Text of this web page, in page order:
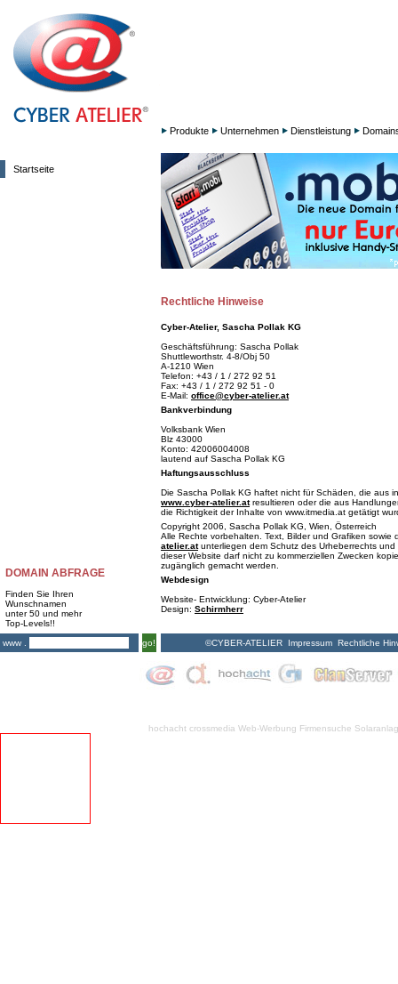
Startseite
DOMAIN ABFRAGE
Finden Sie Ihren
Wunschnamen
unter 50 und mehr
Top-Levels!!
www .
go!
Produkte Unternehmen Dienstleistung
Rechtliche Hinweise
Cyber-Atelier, Sascha Pollak KG
Geschäftsführung: Sascha Pollak
Shuttleworthstr. 4-8/Obj 50
A-1210 Wien
Telefon: +43 / 1 / 272 92 51
Fax: +43 / 1 / 272 92 51 - 0
E-Mail: office@cyber-atelier.at
Bankverbindung
Volksbank Wien
Blz 43000
Konto: 42006004008
lautend auf Sascha Pollak KG
Haftungsausschluss
Die Sascha Pollak KG haftet nicht für Schäden, die aus
www.cyber-atelier.atresultieren oder die aus
die Richtigkeit der Inhalte von www.itmedia.at getätigt
Copyright 2006, Sascha Pollak KG, Wien, Österreich
Alle Rechte vorbehalten. Text, Bilder und Grafiken
atelier.atunterliegen dem Schutz des Urheberrechts
dieser Website darf nicht zu kommerziellen Zwecken
zugänglich gemacht werden.
Webdesign
Website- Entwicklung: Cyber-Atelier
Design: Schirmherr
©CYBER-ATELIER Impressum Rechtliche
hochacht crossmedia Web-Werbung Firmensuche